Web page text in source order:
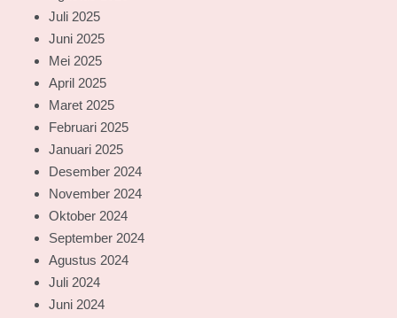
Juli 2025
Juni 2025
Mei 2025
April 2025
Maret 2025
Februari 2025
Januari 2025
Desember 2024
November 2024
Oktober 2024
September 2024
Agustus 2024
Juli 2024
Juni 2024